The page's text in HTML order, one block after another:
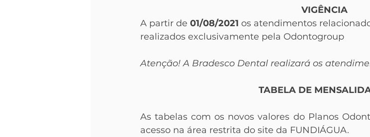
VIGÊNCIA
A partir de 01/08/2021 os atendimentos
realizados exclusivamente pela Odontogroup
Atenção! A Bradesco Dental realizará os
TABELA DE
As tabelas com os novos valores do Planos
acesso na área restrita do site da FUNDIÁGUA.